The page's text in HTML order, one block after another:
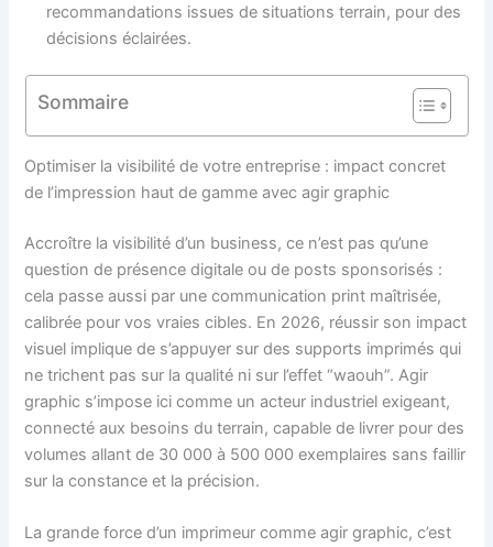
recommandations issues de situations terrain, pour des
décisions éclairées.
Sommaire
Optimiser la visibilité de votre entreprise : impact concret
de l’impression haut de gamme avec agir graphic
Accroître la visibilité d’un business, ce n’est pas qu’une
question de présence digitale ou de posts sponsorisés :
cela passe aussi par une communication print maîtrisée,
calibrée pour vos vraies cibles. En 2026, réussir son impact
visuel implique de s’appuyer sur des supports imprimés qui
ne trichent pas sur la qualité ni sur l’effet “waouh”. Agir
graphic s’impose ici comme un acteur industriel exigeant,
connecté aux besoins du terrain, capable de livrer pour des
volumes allant de 30 000 à 500 000 exemplaires sans faillir
sur la constance et la précision.
La grande force d’un imprimeur comme agir graphic, c’est